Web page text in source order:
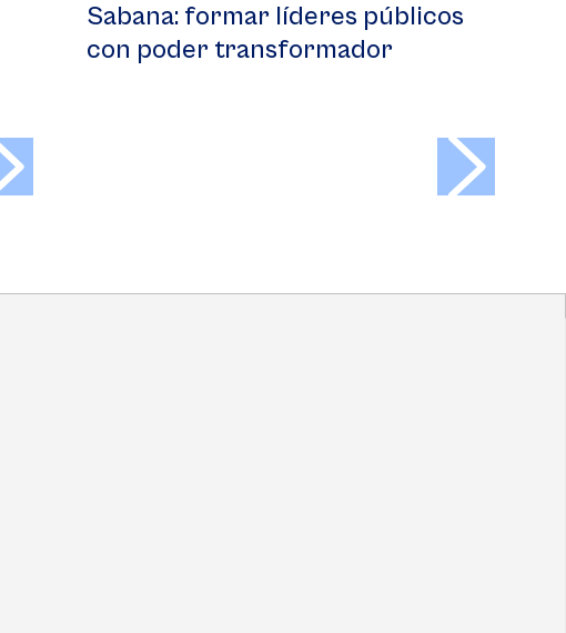
Sabana: formar líderes públicos
con poder transformador